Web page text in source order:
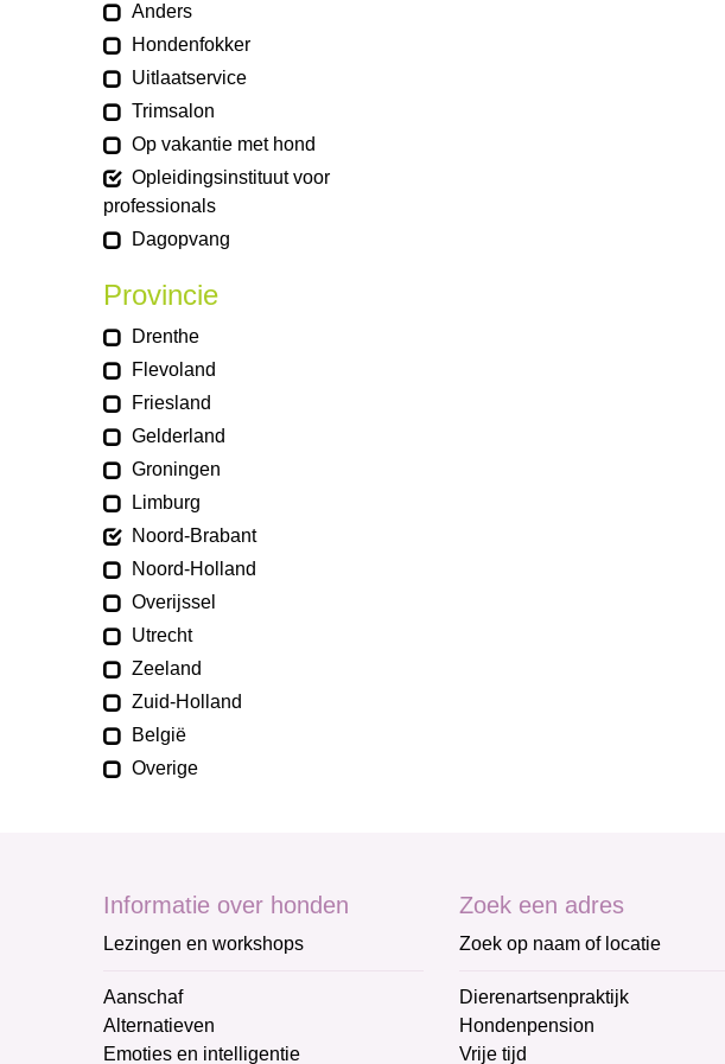
Anders
Hondenfokker
Uitlaatservice
Trimsalon
Op vakantie met hond
Opleidingsinstituut voor
professionals
Dagopvang
Provincie
Drenthe
Flevoland
Friesland
Gelderland
Groningen
Limburg
Noord-Brabant
Noord-Holland
Overijssel
Utrecht
Zeeland
Zuid-Holland
België
Overige
Informatie over honden
Lezingen en workshops
Aanschaf
Alternatieven
Emoties en intelligentie
Zoek een adres
Zoek op naam of locatie
Dierenartsenpraktijk
Hondenpension
Vrije tijd